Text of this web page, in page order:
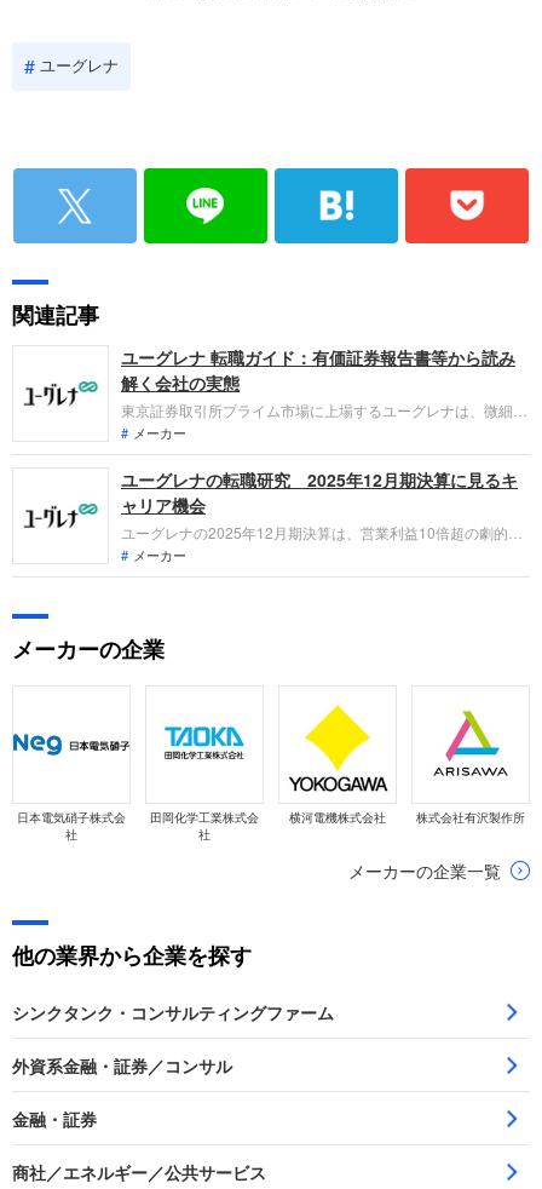
ユーグレナ
関連記事
ユーグレナ 転職ガイド：有価証券報告書等から読み
解く会社の実態
東京証券取引所プライム市場に上場するユーグレナは、微細藻
類を中心とした独自の研究開発力を基盤に、ヘルスケア事業や
バイオ燃料事業を展開しています。直近の業績は、主力製品の
価格改定や広告宣伝投資効率の向上等により増収となり、営業
利益および経常利益において大幅な黒字拡大を達成しました。
メーカー
ユーグレナの転職研究 2025年12月期決算に見るキ
ャリア機会
ユーグレナの2025年12月期決算は、営業利益10倍超の劇的成
長を達成。徹底的な収益構造改善が結実し、2026年度には9期
ぶりの最終黒字転換を見込みます。バイオ燃料の商業化やメデ
ます。
メーカー
メーカーの企業
日本電気硝子株式会
社
田岡化学工業株式会
社
横河電機株式会社 株式会社有沢製作所
メーカーの企業一覧
他の業界から企業を探す
シンクタンク・コンサルティングファーム
外資系金融・証券／コンサル
金融・証券
商社／エネルギー／公共サービス